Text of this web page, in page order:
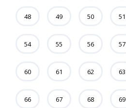
48 49 50 51
54 55 56 57
60 61 62 63
66 67 68 69